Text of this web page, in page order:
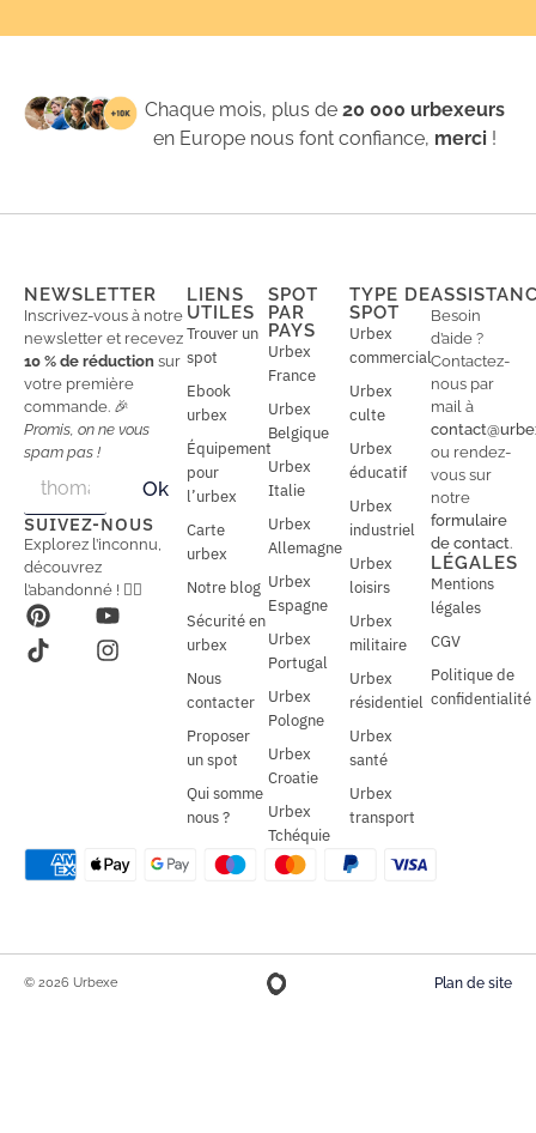
Chaque mois, plus de20 000 urbexeurs
en Europe nous font confiance, merci !
NEWSLETTER
Inscrivez-vous à notre
newsletter et recevez
10 % de réduction sur
votre première
commande. 🎉
Promis, on ne vous
spam pas !
a
i
l
a
i
l
*
Ok
SUIVEZ-NOUS
Explorez l’inconnu,
découvrez
l’abandonné ! 🕵️‍♂️
LIENS
UTILES
Trouver un
spot
Ebook
urbex
Équipement
pour
l’urbex
Carte
urbex
Notre blog
Sécurité en
urbex
Nous
contacter
Proposer
un spot
Qui somme
nous ?
SPOT
PAR
PAYS
Urbex
France
Urbex
Belgique
Urbex
Italie
Urbex
Allemagne
Urbex
Espagne
Urbex
Portugal
Urbex
Pologne
Urbex
Croatie
Urbex
Tchéquie
TYPE DE
SPOT
Urbex
commercial
Urbex
culte
Urbex
éducatif
Urbex
industriel
Urbex
loisirs
Urbex
militaire
Urbex
résidentiel
Urbex
santé
Urbex
transport
Besoin
d’aide ?
Contactez-
nous par
mail à
ou rendez-
vous sur
notre
formulaire
de contact.
LÉGALES
Mentions
légales
CGV
Politique de
confidentialité
© 2026 Urbexe Plan de site